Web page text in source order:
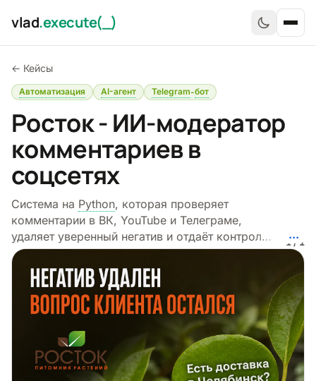
vlad.execute(_)
Главная
Блог
Отзывы
Контакты
← Кейсы
Автоматизация AI-агент Telegram-бот
Росток - ИИ-модератор
комментариев в
соцсетях
Система на Python, которая проверяет
комментарии в ВК, YouTube и Телеграме,
удаляет уверенный негатив и отдаёт контроль
SMM черезMAXи Гугл-таблицу.
...
1 / 1